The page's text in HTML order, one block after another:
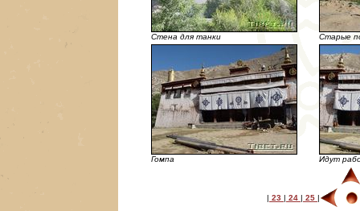
Стена для танки Старые
Гомпа Идут
23 24 25